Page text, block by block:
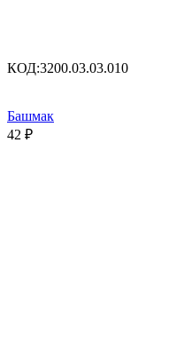
КОД:3200.03.03.010
Башмак
42 ₽